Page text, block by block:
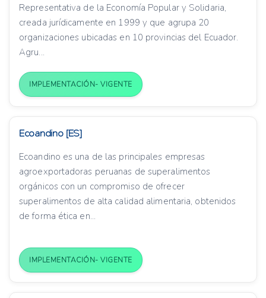
Representativa de la Economía Popular y Solidaria,
creada jurídicamente en 1999 y que agrupa 20
organizaciones ubicadas en 10 provincias del Ecuador.
Agru...
IMPLEMENTACIÓN- VIGENTE
Ecoandino [ES]
Ecoandino es una de las principales empresas
agroexportadoras peruanas de superalimentos
orgánicos con un compromiso de ofrecer
superalimentos de alta calidad alimentaria, obtenidos
de forma ética en...
IMPLEMENTACIÓN- VIGENTE